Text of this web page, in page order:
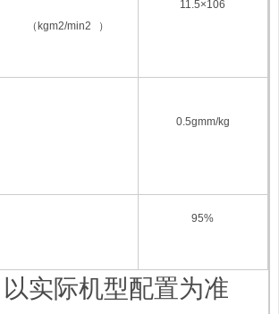
（ kgm2/min2 ）
11.5×106
0.5gmm/kg
95%
实际机型配置为准